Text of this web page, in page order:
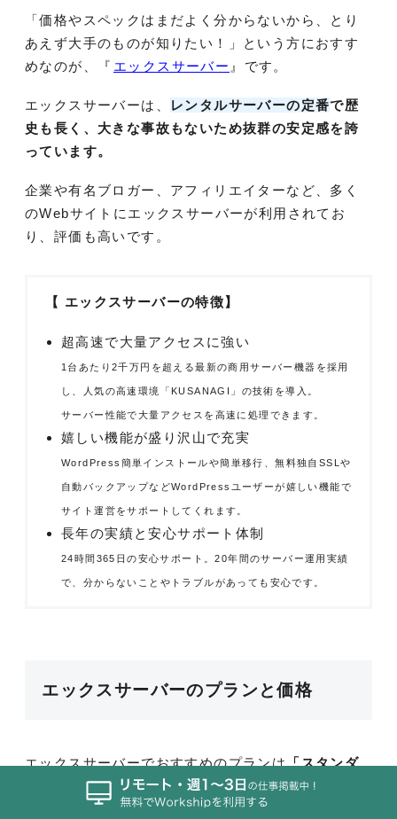
「価格やスペックはまだよく分からないから、とり
あえず大手のものが知りたい！」という方におすす
めなのが、『 エックスサーバー 』です。
エックスサーバーは、 レンタルサーバーの定番で歴
史も長く、大きな事故もないため抜群の安定感を誇
っています。
企業や有名ブロガー、アフィリエイターなど、多く
のWebサイトにエックスサーバーが利用されてお
り、評価も高いです。
【 エックスサーバーの特徴】
超高速で大量アクセスに強い
1台あたり2千万円を超える最新の商用サーバー機器を採用
し、人気の高速環境「KUSANAGI」の技術を導入。
サーバー性能で大量アクセスを高速に処理できます。
嬉しい機能が盛り沢山で充実
WordPress簡単インストールや簡単移行、無料独自SSLや
自動バックアップなどWordPressユーザーが嬉しい機能で
サイト運営をサポートしてくれます。
長年の実績と安心サポート体制
24時間365日の安心サポート。20年間のサーバー運用実績
で、分からないことやトラブルがあっても安心です。
エックスサーバーのプランと価格
エックスサーバーでおすすめのプランは「スタンダ
です。